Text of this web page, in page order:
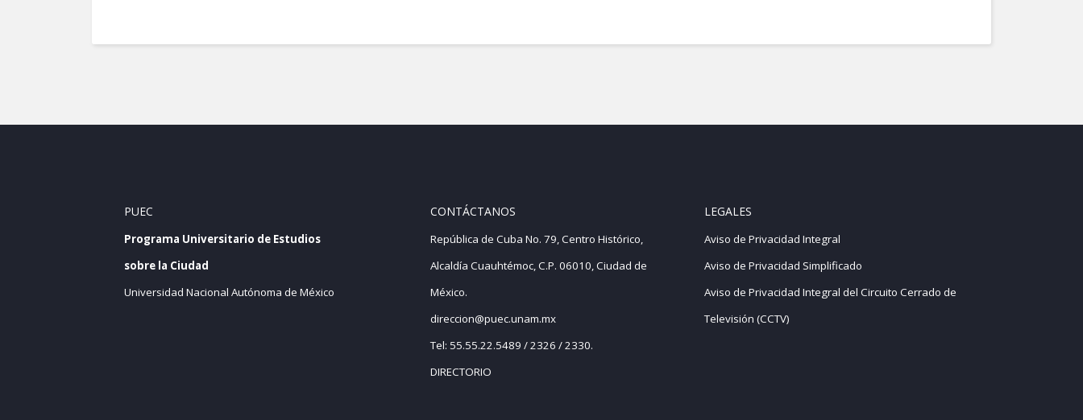
PUEC
Programa Universitario de Estudios
sobre la Ciudad
Universidad Nacional Autónoma de México
CONTÁCTANOS
República de Cuba No. 79, Centro Histórico,
Alcaldía Cuauhtémoc, C.P. 06010, Ciudad de
México.
direccion@puec.unam.mx
Tel: 55.55.22.5489 / 2326 / 2330.
DIRECTORIO
LEGALES
Aviso de Privacidad Integral
Aviso de Privacidad Simplificado
Aviso de Privacidad Integral del Circuito Cerrado de
Televisión (CCTV)